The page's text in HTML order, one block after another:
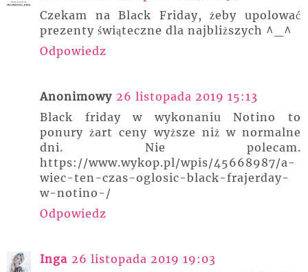
Czekam na Black Friday, żeby upolować
prezenty świąteczne dla najbliższych ^_^
Odpowiedz
Anonimowy 26 listopada 2019 15:13
Black friday w wykonaniu Notino to
ponury żart ceny wyższe niż w normalne
dni. Nie polecam.
https://www.wykop.pl/wpis/45668987/a-
wiec-ten-czas-oglosic-black-frajerday-
w-notino-/
Odpowiedz
Inga 26 listopada 2019 19:03